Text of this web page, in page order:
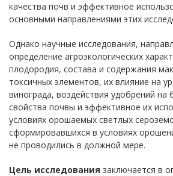
качества почв и эффективное
основными направлениями этих
Однако научные исследования,
определение агроэкологических
плодородия, состава и содержания
токсичных элементов, их влияние на
винограда, воздействия удобрений на
свойства почвы и эффективное их
условиях орошаемых светлых
сформировавшихся в условиях
не проводились в должной мере.
Цель исследования заключается в